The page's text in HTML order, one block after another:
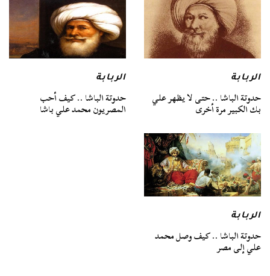
الربابة
حدوتة الباشا .. حتى لا يظهر علي
بك الكبير مرة أخرى
الربابة
حدوتة الباشا .. كيف أحب
المصريون محمد علي باشا
الربابة
حدوتة الباشا .. كيف وصل محمد
علي إلى مصر